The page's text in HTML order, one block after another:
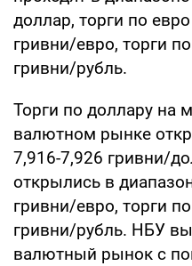
доллар, торги по
гривни/евро, торги
гривни/рубль.
Торги по доллару на
валютном рынке
7,916-7,926 гривни/
открылись в
гривни/евро, торги
гривни/рубль. НБУ
валютный рынок с